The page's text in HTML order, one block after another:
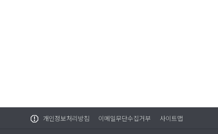
개인정보처리방침 이메일무단수집거부 사이트맵